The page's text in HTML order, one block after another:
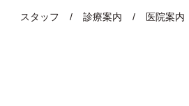
スタッフ 診療案内 医院案内